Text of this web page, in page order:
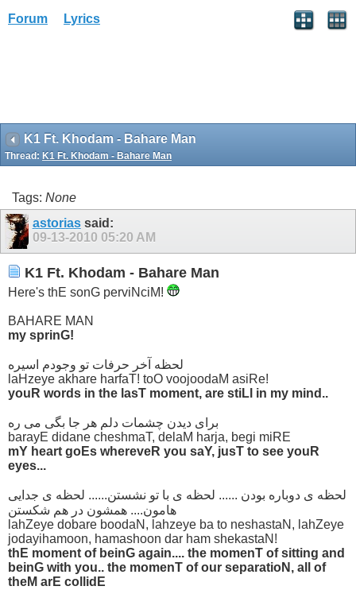
Forum Lyrics
K1 Ft. Khodam - Bahare Man
Thread: K1 Ft. Khodam - Bahare Man
Tags: None
astoriassaid:
09-13-2010 05:20 AM
K1 Ft. Khodam - Bahare Man
Here's thE sonG perviNciM!
BAHARE MAN
my sprinG!
لحظه آخر حرفات تو وجودم اسیره
laHzeye akhare harfaT! toO voojoodaM asiRe!
youR words in the lasT moment, are stiLl in my mind..
برای دیدن چشمات دلم هر جا بگی می ره
barayE didane cheshmaT, delaM harja, begi miRE
mY heart goEs whereveR you saY, jusT to see youR
eyes...
لحظه ی دوباره بودن ...... لحظه ی با تو نشستن...... لحظه ی جدایی
هامون.... همشون در هم شکستن
lahZeye dobare boodaN, lahzeye ba to neshastaN, lahZeye
jodayihamoon, hamashoon dar ham shekastaN!
thE moment of beinG again.... the momenT of sitting and
beinG with you.. the momenT of our separatioN, all of
theM arE collidE